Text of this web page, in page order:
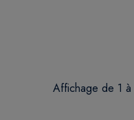
Affichage de 1 à